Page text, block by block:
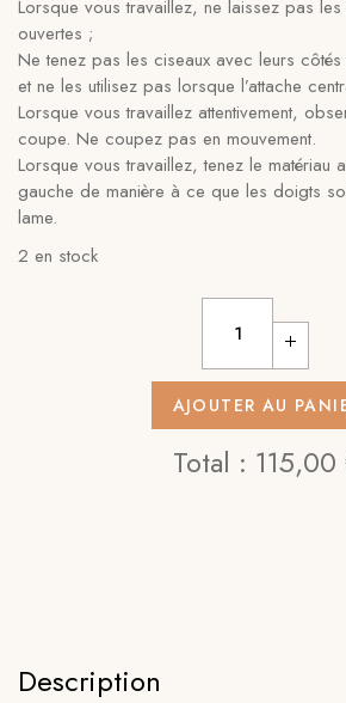
Lorsque vous travaillez, ne laissez pas
ouvertes ;
Ne tenez pas les ciseaux avec leurs côtés
et ne les utilisez pas lorsque l’attache
Lorsque vous travaillez attentivement,
coupe. Ne coupez pas en mouvement.
Lorsque vous travaillez, tenez le matériau
gauche de manière à ce que les doigts
lame.
2 en stock
AJOUTER AU
Total : 115,00
Description